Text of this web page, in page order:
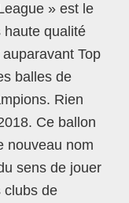
» est le
haute qualité
auparavant Top
balles de
Rien
Ce ballon
nouveau nom
sens de jouer
clubs de